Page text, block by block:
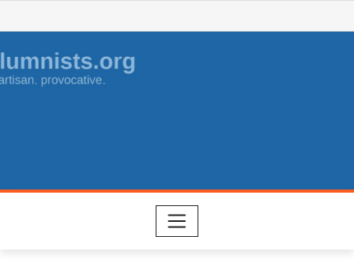
to
content